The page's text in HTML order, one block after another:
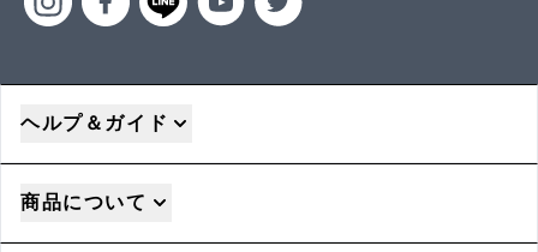
ヘルプ＆ガイド
商品について